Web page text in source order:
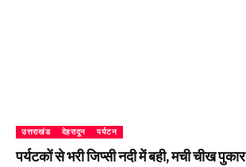
उत्तराखंड देहरादून पर्यटन
पर्यटकों से भरी जिप्सी नदी में बही, मची चीख पुकार